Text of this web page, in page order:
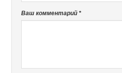
Ваш комментарий *